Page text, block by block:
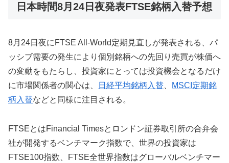
日本時間8月24日夜発表FTSE銘柄入替予想
8月24日夜にFTSE All-World定期見直しが発表される、パ
ッシブ需要の発生により個別銘柄への先回り売買が株価へ
の変動をもたらし、投資家にとっては投資機会となるだけ
に市場関係者の関心は、
日経平均銘柄入替
MSCI定期銘
柄入替などと同様に注目される。
FTSEとはFinancial Timesとロンドン証券取引所の合弁会
社が開発するベンチマーク指数で、世界の投資家は
FTSE100指数、FTSE全世界指数はグローバルベンチマー